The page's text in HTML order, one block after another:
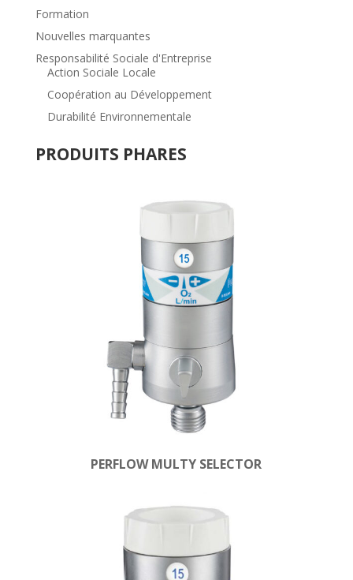
Formation
Nouvelles marquantes
Responsabilité Sociale d'Entreprise
Action Sociale Locale
Coopération au Développement
Durabilité Environnementale
PRODUITS PHARES
PERFLOW MULTY SELECTOR